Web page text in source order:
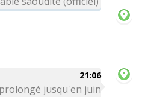
21:06
jusqu'en juin